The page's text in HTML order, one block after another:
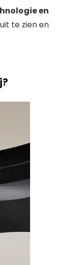
en
te zien en